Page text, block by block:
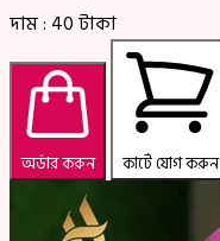
দাম : 40টাকা
অর্ডার করুন কার্টে যোগ করুন